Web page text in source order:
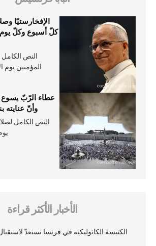
الإفخارستيّا
كلّ أسبوع وكلّ
النص الكامل
المؤمنين يوم
عطاء الرّبّ
وأنّ عنايته
النص الكامل
يوم
الأخبار الأكثر قراءة
الكنيسة الكاثوليكية في فرنسا تستعدّ لاستقبال